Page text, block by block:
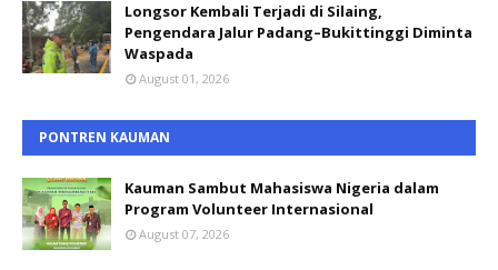
Longsor Kembali Terjadi di Silaing,
Pengendara Jalur Padang–Bukittinggi Diminta
Waspada
August 01, 2026
PONTREN KAUMAN
Kauman Sambut Mahasiswa Nigeria dalam
Program Volunteer Internasional
August 07, 2026